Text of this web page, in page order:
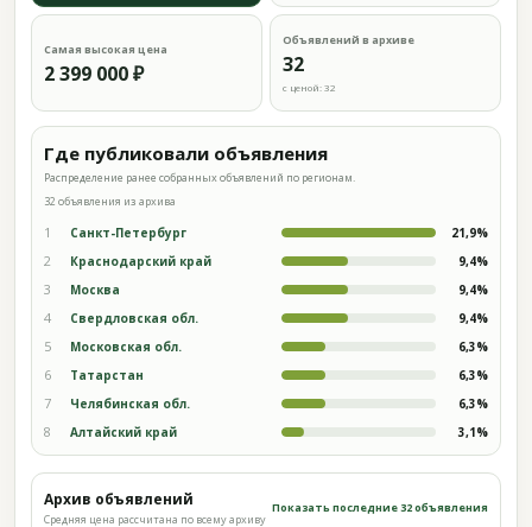
Самая высокая цена
2 399 000 ₽
Объявлений в архиве
32
с ценой: 32
Где публиковали объявления
Распределение ранее собранных объявлений по регионам.
32 объявления из архива
1 Санкт-Петербург 21,9%
2 Краснодарский край 9,4%
3 Москва 9,4%
4 Свердловская обл. 9,4%
5 Московская обл. 6,3%
6 Татарстан 6,3%
7 Челябинская обл. 6,3%
8 Алтайский край 3,1%
Архив объявлений
Средняя цена рассчитана по всему архиву
Показать последние 32 объявления